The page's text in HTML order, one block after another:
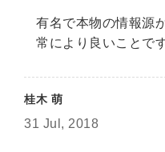
有名で本物の情報源
常により良いことです
桂木 萌
31 Jul, 2018